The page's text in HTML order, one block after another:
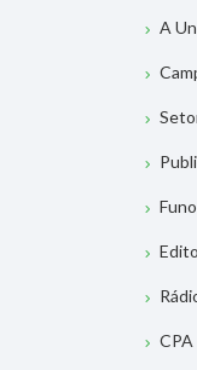
A
CPA